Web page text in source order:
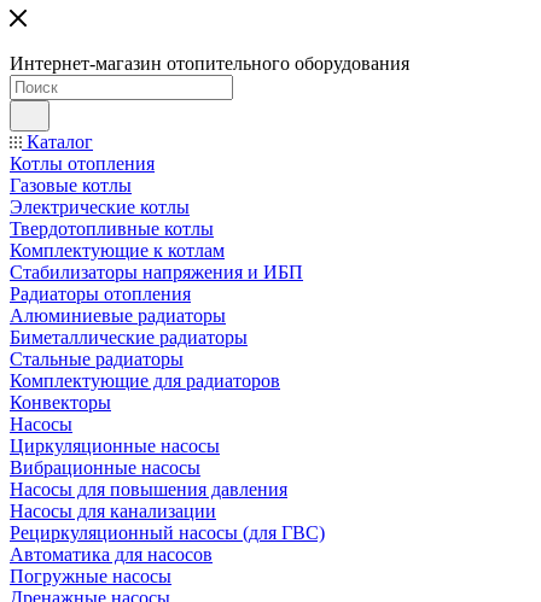
Интернет-магазин отопительного оборудования
Каталог
Котлы отопления
Газовые котлы
Электрические котлы
Твердотопливные котлы
Комплектующие к котлам
Стабилизаторы напряжения и ИБП
Радиаторы отопления
Алюминиевые радиаторы
Биметаллические радиаторы
Стальные радиаторы
Комплектующие для радиаторов
Конвекторы
Насосы
Циркуляционные насосы
Вибрационные насосы
Насосы для повышения давления
Насосы для канализации
Рециркуляционный насосы (для ГВС)
Автоматика для насосов
Погружные насосы
Дренажные насосы